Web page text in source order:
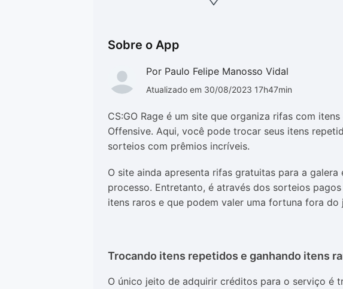
Sobre o App
Por Paulo Felipe Manosso Vidal
Atualizado em 30/08/2023 17h47min
CS:GO Rage é um site que organiza rifas com
Offensive. Aqui, você pode trocar seus itens
sorteios com prêmios incríveis.
O site ainda apresenta rifas gratuitas para a
processo. Entretanto, é através dos sorteios
itens raros e que podem valer uma fortuna fora do
Trocando itens repetidos e ganhando itens
O único jeito de adquirir créditos para o serviço é